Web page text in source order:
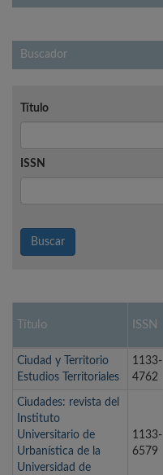
Buscador
Título
ISSN
Buscar
Título ISSN
Ciudad y Territorio
Estudios Territoriales
1133-
4762
Ciudades: revista del
Instituto
Universitario de
Urbanística de la
Universidad de
1133-
6579